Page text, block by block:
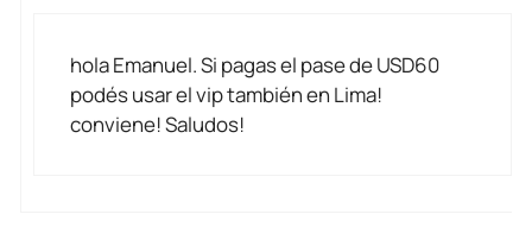
hola Emanuel. Si pagas el pase de USD60
podés usar el vip también en Lima!
conviene! Saludos!